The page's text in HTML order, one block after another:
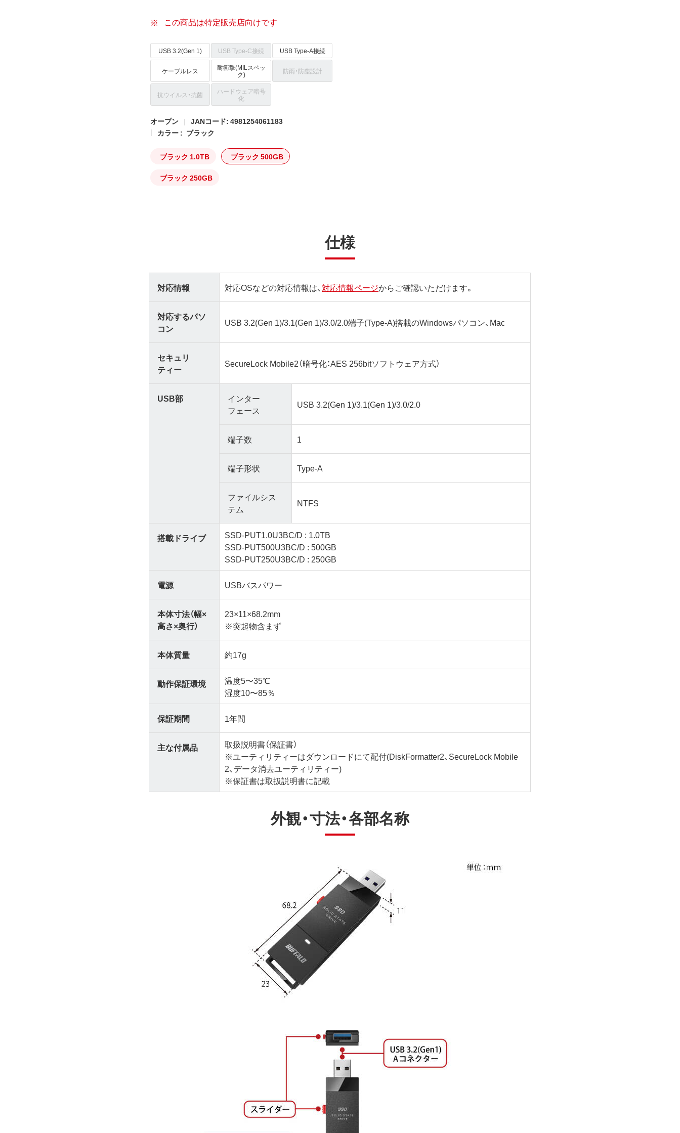
この商品は特定販売店向けです
USB 3.2(Gen 1) USB Type-C接続 USB Type-A接続
ケーブルレス 耐衝撃(MILスペッ
ク) 防雨・防塵設計
抗ウイルス・抗菌 ハードウェア暗号
化
オープン
JANコード: 4981254061183
カラー : ブラック
ブラック 1.0TB ブラック 500GB
ブラック 250GB
仕様
対応情報 対応OSなどの対応情報は、対応情報ページからご確認いただけます。
対応するパソ
コン
USB 3.2(Gen 1)/3.1(Gen 1)/3.0/2.0端子(Type-A)搭載のWindowsパソコン、Mac
セキュリ
ティー
SecureLock Mobile2（暗号化：AES 256bitソフトウェア方式）
USB部
インター
フェース
USB 3.2(Gen 1)/3.1(Gen 1)/3.0/2.0
端子数 1
端子形状 Type-A
ファイルシス
テム
NTFS
搭載ドライブ
SSD-PUT1.0U3BC/D : 1.0TB
SSD-PUT500U3BC/D : 500GB
SSD-PUT250U3BC/D : 250GB
電源 USBバスパワー
本体寸法（幅×
高さ×奥行）
23×11×68.2mm
※突起物含まず
本体質量 約17g
動作保証環境
温度5〜35℃
湿度10〜85％
保証期間 1年間
主な付属品
取扱説明書（保証書）
※ユーティリティーはダウンロードにて配付(DiskFormatter2、SecureLock Mobile
2、データ消去ユーティリティー)
※保証書は取扱説明書に記載
外観・寸法・各部名称